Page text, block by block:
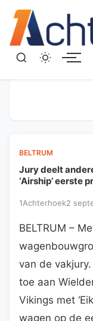
BELTRUM
Jury deelt
‘Airship’ eerste
1Achterhoek2
BELTRUM –
van de
toe aan
Vikings met
wagen op de